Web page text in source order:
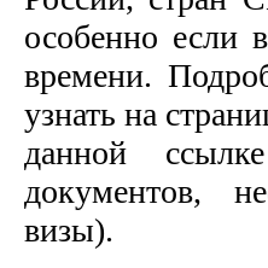
особенно если
времени.
узнать на
данной
документов,
визы).